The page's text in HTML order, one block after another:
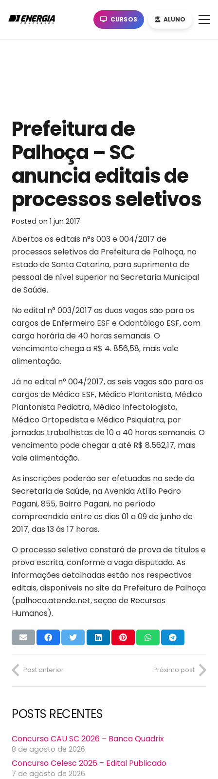
CURSOS ALUNO
Prefeitura de
Palhoça – SC
anuncia editais de
processos seletivos
Posted on 1 jun 2017
Abertos os editais n°s 003 e 004/2017 de
processos seletivos da Prefeitura de Palhoça, no
Estado de Santa Catarina, para suprimento de
pessoal de nível superior na Secretaria Municipal
de Saúde.
No edital n° 003/2017 as duas vagas são para os
cargos de Enfermeiro ESF e Odontólogo ESF, com
carga horária de 40 horas semanais. O
vencimento chega a R$ 4. 856,58, mais vale
alimentação.
Já no edital n° 004/2017, as seis vagas são para os
cargos de Médico ESF, Médico Plantonista, Médico
Plantonista Pediatra, Médico Infectologista,
Médico Ortopedista e Médico Psiquiatra, por
jornadas trabalhistas de 10 a 40 horas semanais. O
vencimento pode chegar a até R$ 8.562,17, mais
vale alimentação.
As inscrições poderão ser efetuadas na sede da
Secretaria de Saúde, na Avenida Atílio Pedro
Pagani, 855, Bairro Pagani, no período
compreendido entre os dias 01 a 09 de junho de
2017, das 13 às 17 horas.
O processo seletivo constará de prova de títulos e
prova escrita, conforme a vaga disputada. As
informações detalhadas estão nos respectivos
editais, disponíveis no site da Prefeitura de Palhoça
(palhoca.atende.net, seção de Recursos
Humanos).
Post anterior Próximo post
POSTS RECENTES
Concurso CAU SC 2026 – Banca Quadrix
8 de agosto de 2026
Concurso Celesc 2026 – Edital Publicado
7 de agosto de 2026